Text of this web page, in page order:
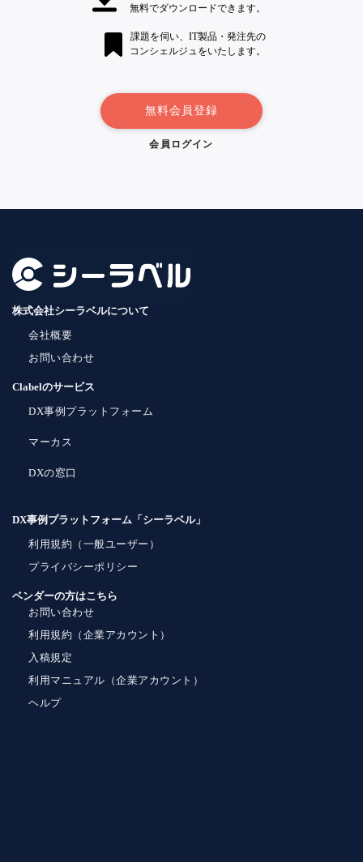
無料でダウンロードできます。
課題を伺い、IT製品・発注先の
コンシェルジュをいたします。
無料会員登録
会員ログイン
株式会社シーラベルについて
会社概要
お問い合わせ
Clabelのサービス
DX事例プラットフォーム
マーカス
DXの窓口
DX事例プラットフォーム「シーラベル」
利用規約（一般ユーザー）
プライバシーポリシー
ベンダーの方はこちら
お問い合わせ
利用規約（企業アカウント）
入稿規定
利用マニュアル（企業アカウント）
ヘルプ